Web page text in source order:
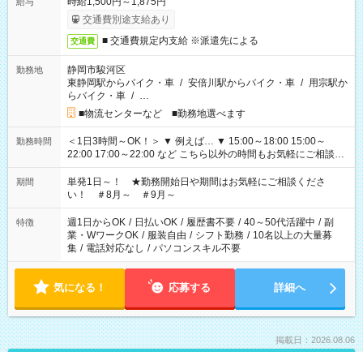
交通費別途支給あり
交通費 ■ 交通費規定内支給 ※派遣先による
勤務地
静岡市駿河区
東静岡駅からバイク・車 / 安倍川駅からバイク・車 / 用宗駅か
らバイク・車 / …
■物流センターなど ■勤務地選べます
勤務時間
＜1日3時間～OK！＞ ▼ 例えば… ▼ 15:00～18:00 15:00～
22:00 17:00～22:00 など こちら以外の時間もお気軽にご相談く
ださい！
期間
単発1日～！ ★勤務開始日や期間はお気軽にご相談くださ
い！ ＃8月～ ＃9月～
特徴 週1日からOK / 日払いOK / 履歴書不要 / 40～50代活躍中 / 副
業・WワークOK / 服装自由 / シフト勤務 / 10名以上の大量募
集 / 電話対応なし / パソコンスキル不要
気になる！ 応募する 詳細へ
掲載日：2026.08.06